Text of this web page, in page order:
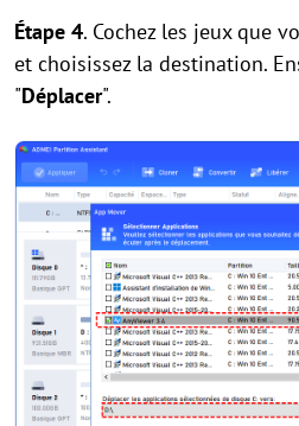
Étape 4. Cochez les jeux que
et choisissez la destination.
"Déplacer".